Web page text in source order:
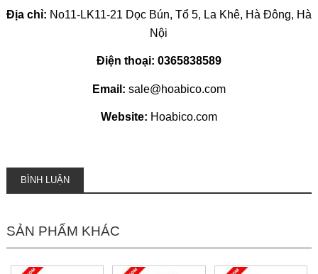
Địa chỉ: No11-LK11-21 Dọc Bún, Tổ 5, La Khê, Hà Đông, Hà
Nội
Điện thoại: 0365838589
Email: sale@hoabico.com
Website: Hoabico.com
BÌNH LUẬN
SẢN PHẨM KHÁC